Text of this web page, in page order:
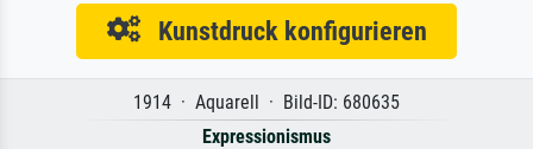
Kunstdruck konfigurieren
1914 · Aquarell · Bild-ID: 680635
Expressionismus